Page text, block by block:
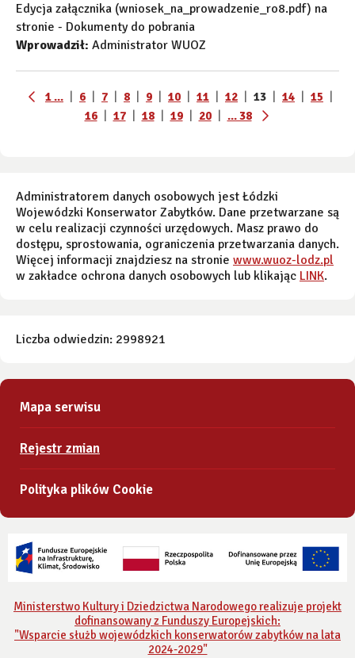
Edycja załącznika (wniosek_na_prowadzenie_ro8.pdf) na
stronie - Dokumenty do pobrania
Wprowadził: Administrator WUOZ
1 ... 6 7 8 9 10 11 12 13 14 15
16
17 18 19 20 ... 38
Administratorem danych osobowych jest Łódzki
Wojewódzki Konserwator Zabytków. Dane przetwarzane są
w celu realizacji czynności urzędowych. Masz prawo do
dostępu, sprostowania, ograniczenia przetwarzania danych.
Więcej informacji znajdziesz na stronie www.wuoz-lodz.pl
w zakładce ochrona danych osobowych lub klikając LINK.
Liczba odwiedzin: 2998921
Mapa serwisu
Rejestr zmian
Polityka plików Cookie
Ministerstwo Kultury i Dziedzictwa Narodowego realizuje projekt
dofinansowany z Funduszy Europejskich:
"Wsparcie służb wojewódzkich konserwatorów zabytków na lata
2024-2029"